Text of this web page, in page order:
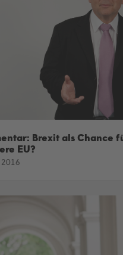
Brexit als Chance
EU?